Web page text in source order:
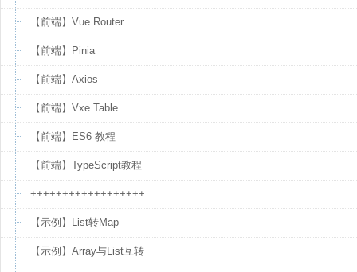
【前端】Vue Router
【前端】Pinia
【前端】Axios
【前端】Vxe Table
【前端】ES6 教程
【前端】TypeScript教程
++++++++++++++++++
【示例】List转Map
【示例】Array与List互转